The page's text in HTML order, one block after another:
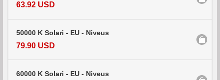
63.92 USD
50000 K Solari - EU - Niveus
79.90 USD
60000 K Solari - EU - Niveus